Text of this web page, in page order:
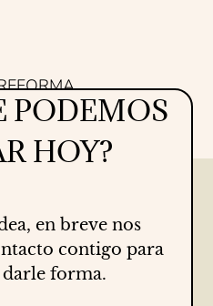
PODEMOS
HOY?
en breve nos
contigo para
darle forma.